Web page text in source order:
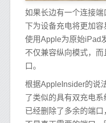
如果长边有一个连接
下为设备充电将更加
使用Apple为原始iPad
不仅兼容纵向模式，
口。
根据AppleInsider的说
了类似的具有双充电
已经删除了多余的端